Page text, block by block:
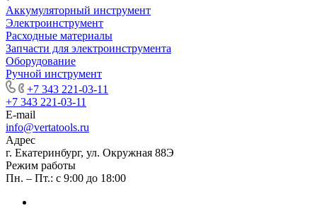
Аккумуляторный инструмент
Электроинструмент
Расходные материалы
Запчасти для электроинструмента
Оборудование
Ручной инструмент
+7 343 221-03-11
+7 343 221-03-11
E-mail
info@vertatools.ru
Адрес
г. Екатеринбург, ул. Окружная 88Э
Режим работы
Пн. – Пт.: с 9:00 до 18:00